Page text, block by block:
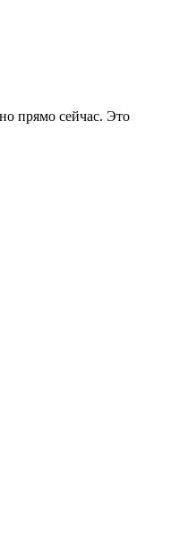
прямо сейчас. Это